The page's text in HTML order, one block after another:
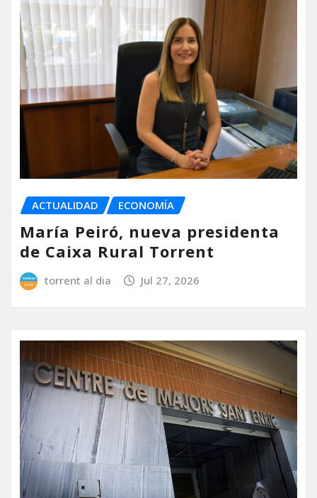
ACTUALIDAD ECONOMÍA
María Peiró, nueva presidenta
de Caixa Rural Torrent
torrent al dia Jul 27, 2026